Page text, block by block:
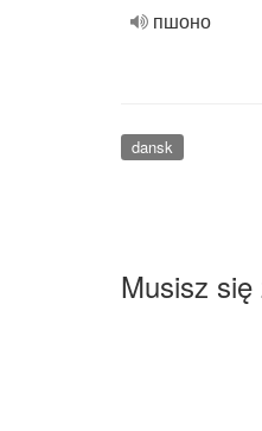
пшоно
dansk
Musisz